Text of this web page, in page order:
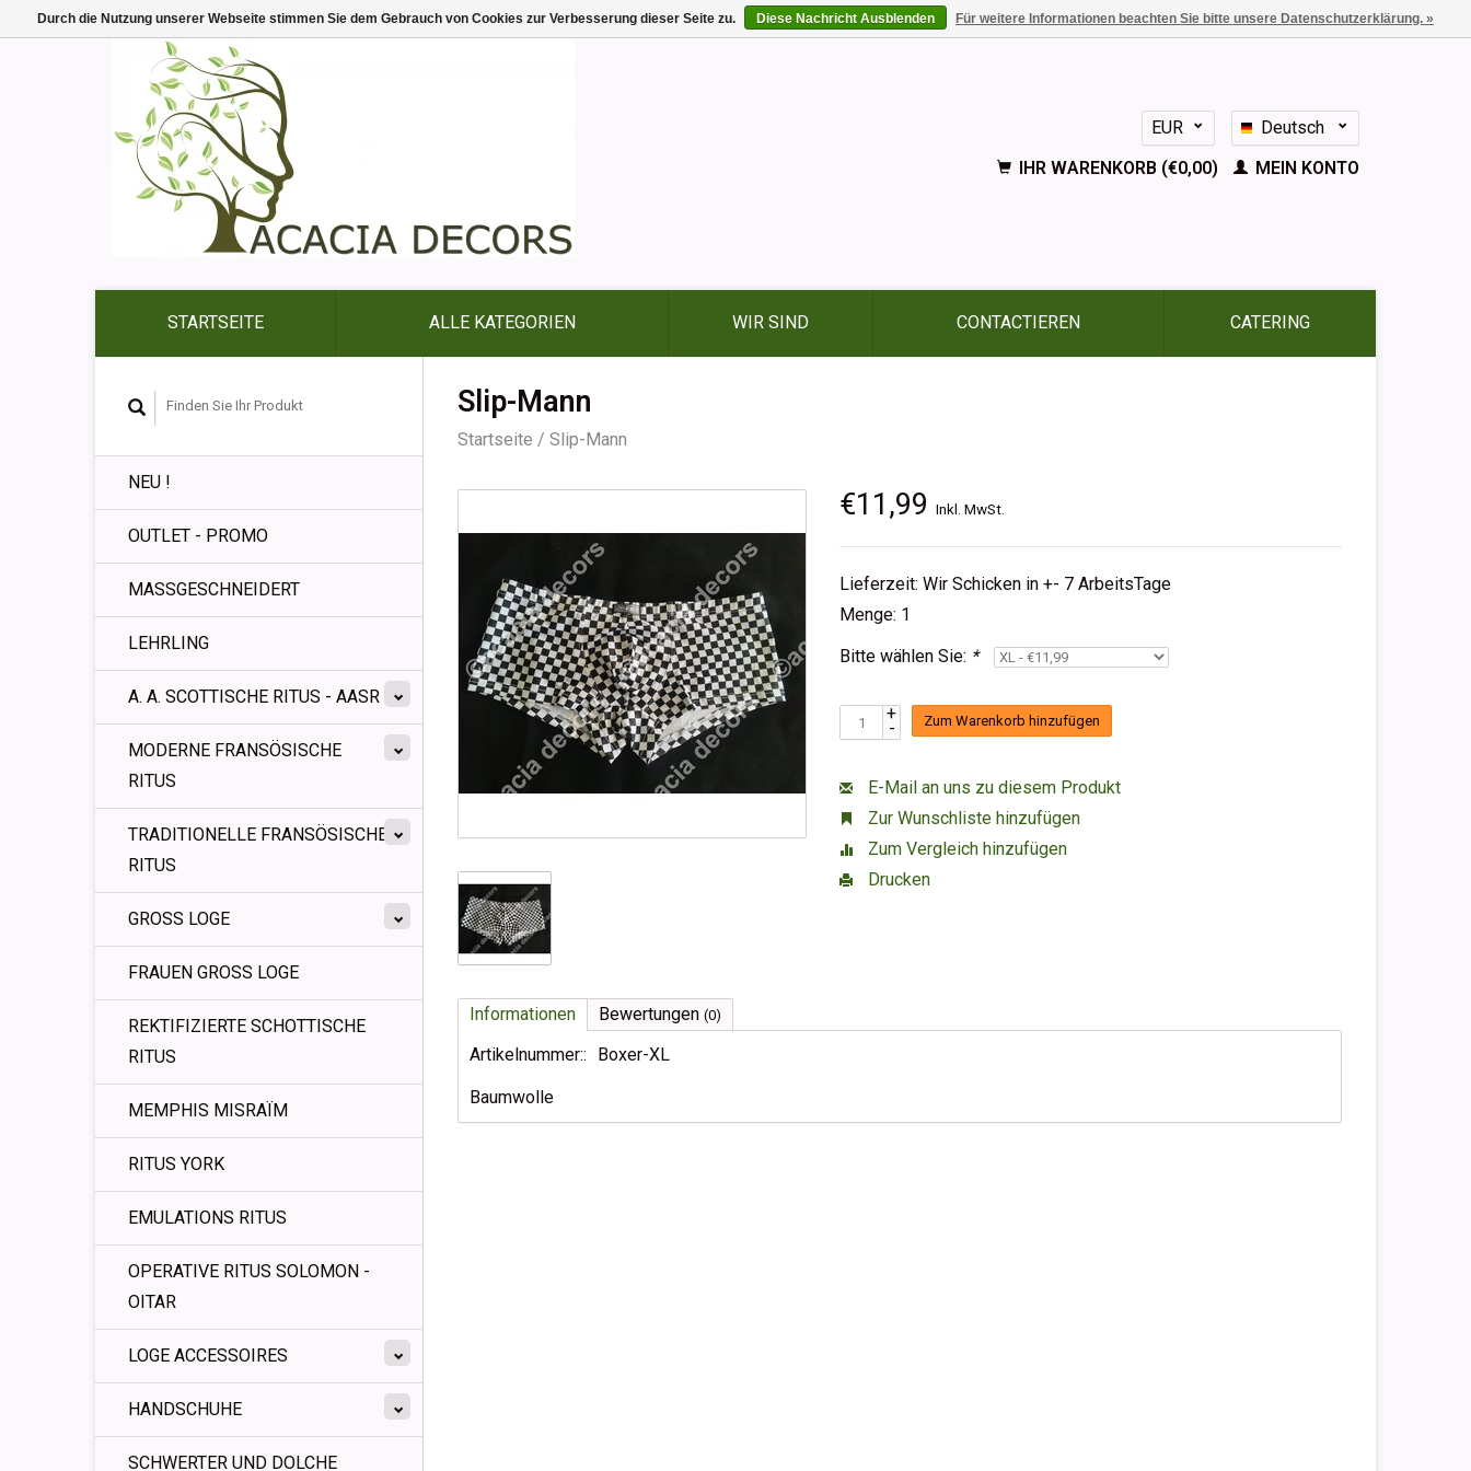
EUR
GBP
Deutsch
Nederlands
English
IHR WARENKORB (€0,00) MEIN KONTO
STARTSEITE ALLE KATEGORIEN WIR SIND CONTACTIEREN CATERING
NEU !
OUTLET - PROMO
MASSGESCHNEIDERT
LEHRLING
A. A. SCOTTISCHE RITUS - AASR
MODERNE FRANSÖSISCHE
RITUS
TRADITIONELLE FRANSÖSISCHE
RITUS
GROSS LOGE
FRAUEN GROSS LOGE
REKTIFIZIERTE SCHOTTISCHE
RITUS
MEMPHIS MISRAÏM
RITUS YORK
EMULATIONS RITUS
OPERATIVE RITUS SOLOMON -
OITAR
LOGE ACCESSOIRES
HANDSCHUHE
SCHWERTER UND DOLCHE
Slip-Mann
Startseite / Slip-Mann
€11,99Inkl. MwSt.
Lieferzeit: Wir Schicken in +- 7 ArbeitsTage
Menge: 1
Bitte wählen Sie: *
+
- Zum Warenkorb hinzufügen
E-Mail an uns zu diesem Produkt
Zur Wunschliste hinzufügen
Zum Vergleich hinzufügen
Drucken
Informationen Bewertungen (0)
Artikelnummer:: Boxer-XL
Baumwolle
Durch die Nutzung unserer Webseite stimmen Sie dem Gebrauch von Cookies zur Verbesserung dieser Seite zu. Diese Nachricht Ausblenden Für weitere Informationen beachten Sie bitte unsere Datenschutzerklärung. »